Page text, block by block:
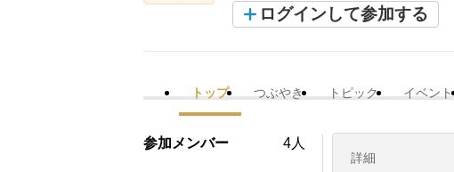
ログインして参加する
トップ つぶやき トピック イベント
詳細
参加メンバー 4人